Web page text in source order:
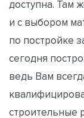
доступна. Там
и с выбором
по постройке
сегодня
ведь Вам
строительные